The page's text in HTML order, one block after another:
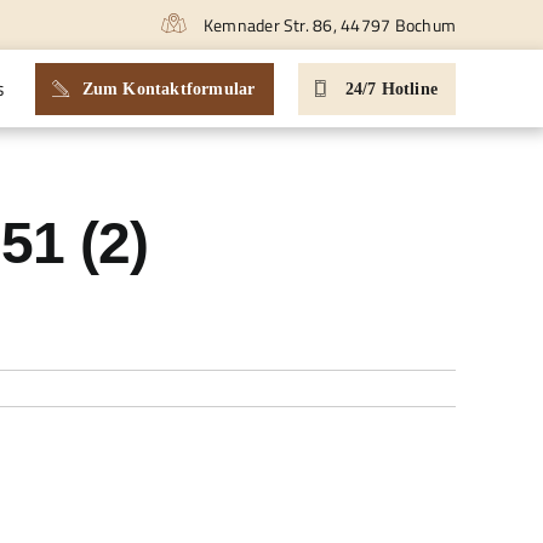
Kemnader Str. 86, 44797 Bochum
Zum Kontaktformular 24/7 Hotline
(2)